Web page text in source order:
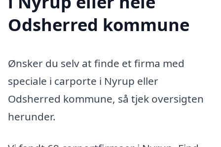
Odsherred kommune
Ønsker du selv at finde et firma med
speciale i carporte i Nyrup eller
Odsherred kommune, så tjek oversigten
herunder.